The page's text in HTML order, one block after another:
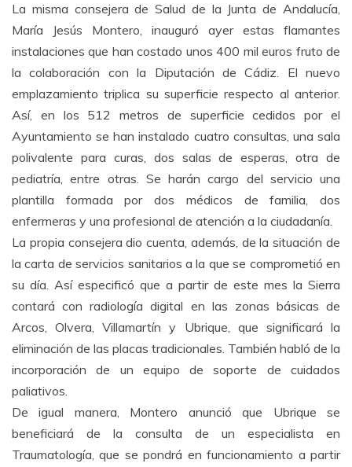
La misma consejera de Salud de la Junta de Andalucía,
María Jesús Montero, inauguró ayer estas flamantes
instalaciones que han costado unos 400 mil euros fruto de
la colaboración con la Diputación de Cádiz. El nuevo
emplazamiento triplica su superficie respecto al anterior.
Así, en los 512 metros de superficie cedidos por el
Ayuntamiento se han instalado cuatro consultas, una sala
polivalente para curas, dos salas de esperas, otra de
pediatría, entre otras. Se harán cargo del servicio una
plantilla formada por dos médicos de familia, dos
enfermeras y una profesional de atención a la ciudadanía.
La propia consejera dio cuenta, además, de la situación de
la carta de servicios sanitarios a la que se comprometió en
su día. Así especificó que a partir de este mes la Sierra
contará con radiología digital en las zonas básicas de
Arcos, Olvera, Villamartín y Ubrique, que significará la
eliminación de las placas tradicionales. También habló de la
incorporación de un equipo de soporte de cuidados
paliativos.
De igual manera, Montero anunció que Ubrique se
beneficiará de la consulta de un especialista en
Traumatología, que se pondrá en funcionamiento a partir